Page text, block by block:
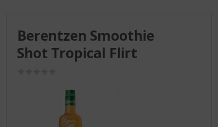
Berentzen Smoothie
Shot Tropical Flirt